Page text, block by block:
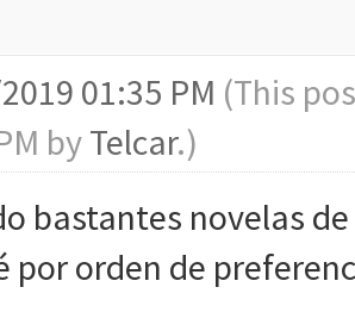
01:35 PM (This
byTelcar.)
bastantes novelas
por orden de